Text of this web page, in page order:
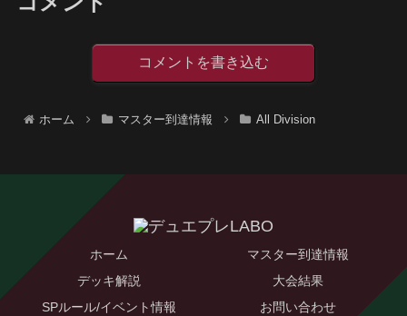
コメントを書き込む
ホーム マスター到達情報 All Division
ホーム
マスター到達情報
デッキ解説
大会結果
SPルール/イベント情報
お問い合わせ